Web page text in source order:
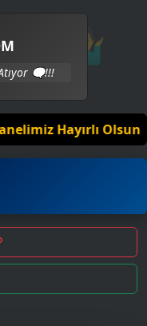
🤷‍♂️
🗨️!!!
Hayırlı Olsun.